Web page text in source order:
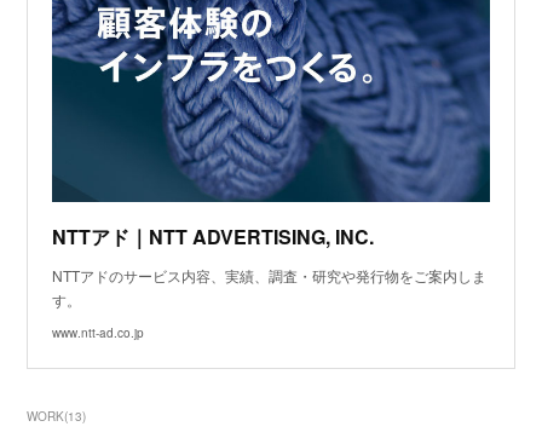
NTTアド｜NTT ADVERTISING, INC.
NTTアドのサービス内容、実績、調査・研究や発行物をご案内しま
す。
www.ntt-ad.co.jp
WORK(13)